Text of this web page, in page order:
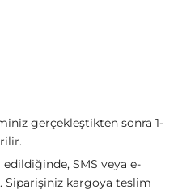
gerçekleştikten sonra 1-
SMS veya e-
kargoya teslim